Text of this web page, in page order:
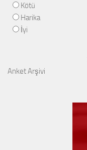
Kötü
Harika
İyi
Anket Arşivi